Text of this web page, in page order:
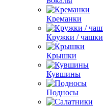
Креманки
Кружки / чашки
Крышки
Кувшины
Подносы